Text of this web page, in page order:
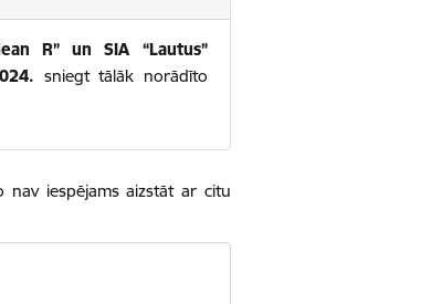
R” un SIA “Lautus”
sniegt tālāk norādīto
nav iespējams aizstāt ar citu